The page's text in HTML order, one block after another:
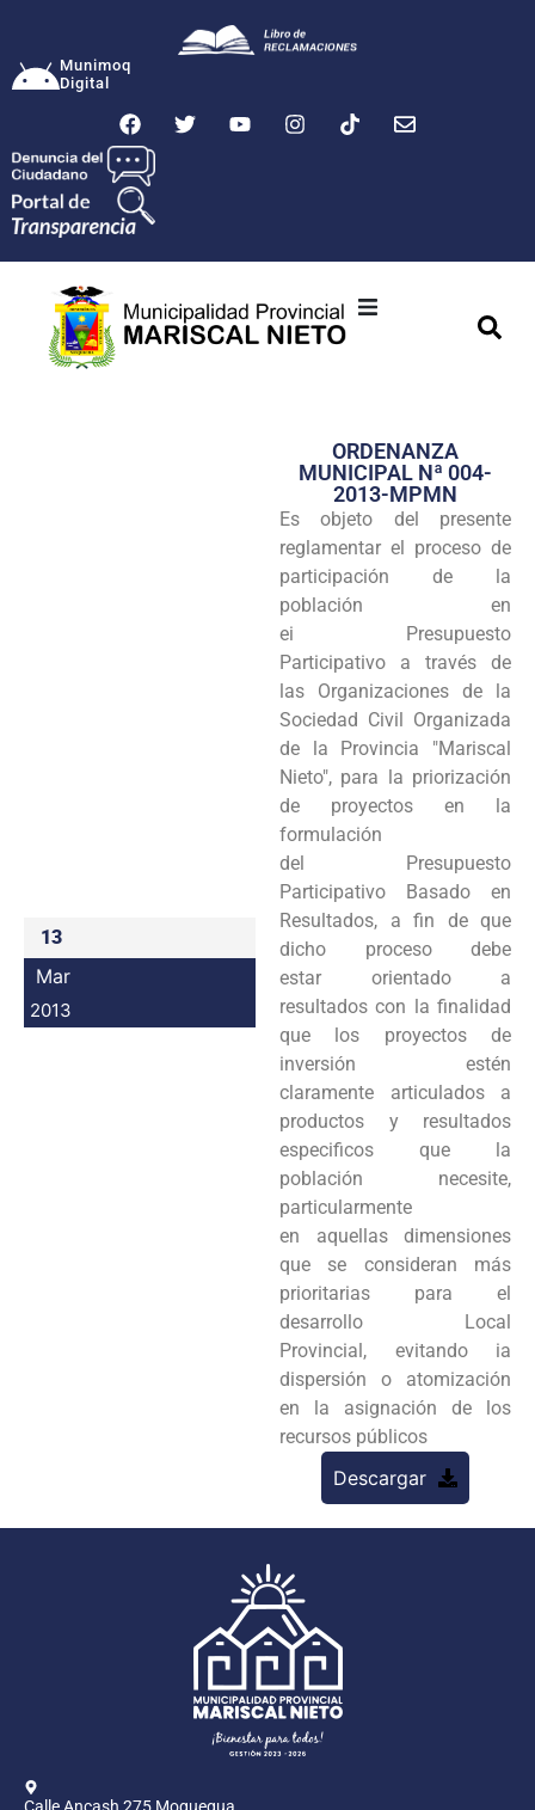
Munimoq
Digital
Transparencia
Seguridad
Programas
Intranet
13
Mar
2013
ORDENANZA
MUNICIPAL Nª 004-
2013-MPMN
Es objeto del presente
reglamentar el proceso de
participación de la
población en
ei Presupuesto
Participativo a través de
las Organizaciones de la
Sociedad Civil Organizada
de la Provincia "Mariscal
Nieto", para la priorización
de proyectos en la
formulación
del Presupuesto
Participativo Basado en
Resultados, a fin de que
dicho proceso debe
estar orientado a
resultados con la finalidad
que los proyectos de
inversión estén
claramente articulados a
productos y resultados
especificos que la
población necesite,
particularmente
en aquellas dimensiones
que se consideran más
prioritarias para el
desarrollo Local
Provincial, evitando ia
dispersión o atomización
en la asignación de los
recursos públicos
Descargar
Calle Ancash 275 Moquegua